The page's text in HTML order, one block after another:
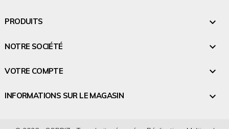
PRODUITS 
NOTRE SOCIÉTÉ 
VOTRE COMPTE 
INFORMATIONS SUR LE MAGASIN 